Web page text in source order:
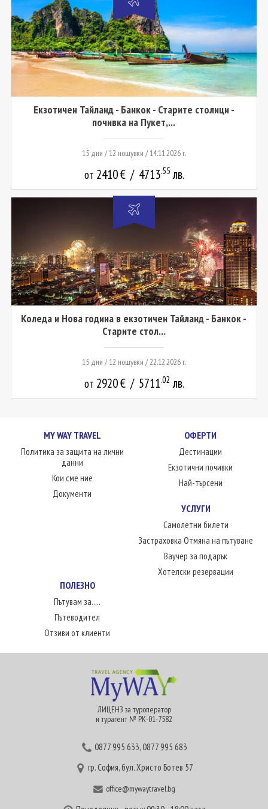
Екзотичен Тайланд - Банкок - Старите столици -
почивка на Пукет,...
15 дни / 12 нощувки / 14.11.2026 г.
от 2410€ / 4713.55 лв.
Коледа и Нова година в екзотичен Тайланд - Банкок -
Старите стол...
15 дни / 12 нощувки / 22.12.2026 г.
от 2920€ / 5711.02 лв.
MY WAY TRAVEL
Политика за защита на лични
данни
Кои сме ние
Документи
ОФЕРТИ
Дестинации
Екзотични почивки
Най-търсени
УСЛУГИ
Самолетни билети
Застраховка Отмяна на пътуване
Ваучер за подарък
Хотелски резервации
ПОЛЕЗНО
Пътувам за.....
Пътеводител
Отзиви от клиенти
ЛИЦЕНЗ за туроператор
и турагент № РК-01-7582
0877 995 633,0877 995 683
гр. София, бул. Христо Ботев 57
office@mywaytravel.bg